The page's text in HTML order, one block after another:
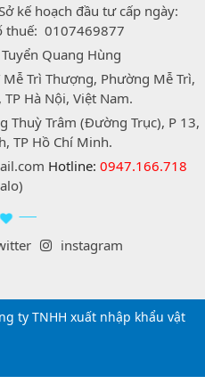
kế hoạch đầu tư cấp ngày:
thuế: 0107469877
Quang Hùng
Trì Thượng, Phường Mễ Trì,
Hà Nội, Việt Nam.
Thuỳ Trâm (Đường Trục), P 13,
TP Hồ Chí Minh.
Hotline: 0947.166.718
instagram
ty TNHH xuất nhập khẩu vật